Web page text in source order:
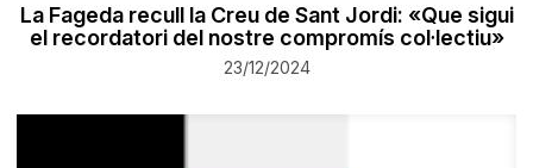
La Fageda recull la Creu de Sant Jordi: «Que sigui
el recordatori del nostre compromís col·lectiu»
23/12/2024